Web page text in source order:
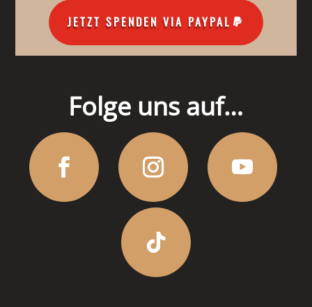
JETZT SPENDEN VIA PAYPAL
Folge uns auf…